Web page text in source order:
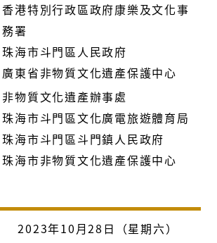
香港特別行政區政府康樂及文化事
務署
珠海市斗門區人民政府
廣東省非物質文化遺產保護中心
非物質文化遺產辦事處
珠海市斗門區文化廣電旅遊體育局
珠海市斗門區斗門鎮人民政府
珠海市非物質文化遺產保護中心
2023年10月28日（星期六）